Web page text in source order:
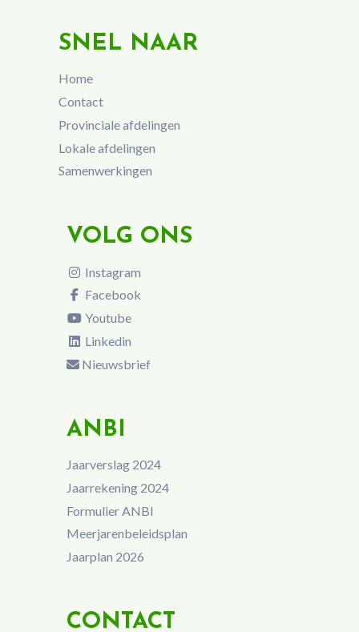
SNEL NAAR
Home
Contact
Provinciale afdelingen
Lokale afdelingen
Samenwerkingen
VOLG ONS
Instagram
Facebook
Youtube
Linkedin
Nieuwsbrief
ANBI
Jaarverslag 2024
Jaarrekening 2024
Formulier ANBI
Meerjarenbeleidsplan
Jaarplan 2026
CONTACT